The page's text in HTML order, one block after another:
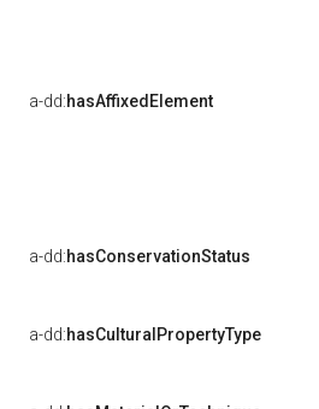
a-dd:hasAffixedElement
a-dd:hasConservationStatus
a-dd:hasCulturalPropertyType